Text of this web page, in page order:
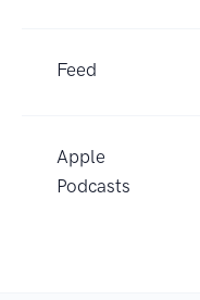
Feed
Apple
Podcasts